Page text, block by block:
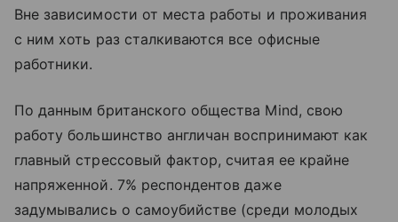
Вне зависимости от места работы и проживания
с ним хоть раз сталкиваются все офисные
работники.
По данным британского общества Mind, свою
работу большинство англичан воспринимают как
главный стрессовый фактор, считая ее крайне
напряженной. 7% респондентов даже
задумывались о самоубийстве (среди молодых